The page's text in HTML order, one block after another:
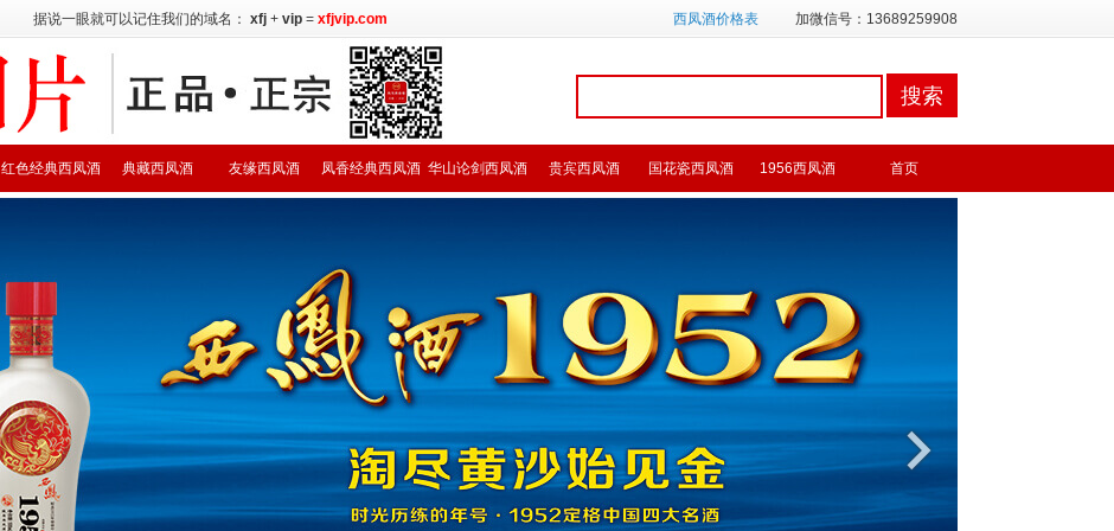
据说一眼就可以记住我们的域名： xfj + vip = xfjvip.com 西凤酒价格表 加微信号：13689259908
首页
1956西凤酒
国花瓷西凤酒
贵宾西凤酒
华山论剑西凤酒
凤香经典西凤酒
友缘西凤酒
典藏西凤酒
红色经典西凤酒